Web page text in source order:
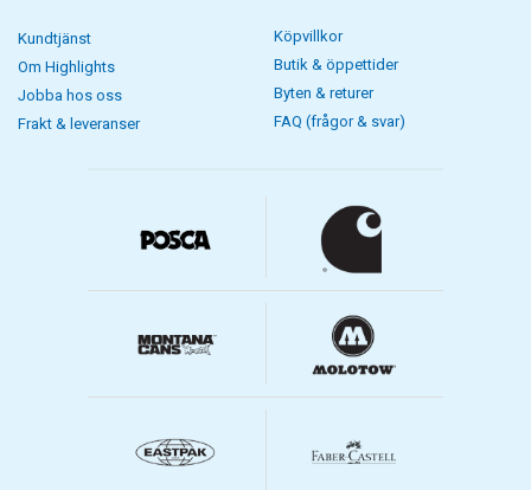
kalligrafi. Du kan också använda en penselpenna eller målarpensel
för att skapa olika linjetjocklekar genom att variera trycket på
borsten.
Oavsett om du använder en kalligrafipenna med flexibel eller platt
stålspets eller en med borstspets för kalligrafi, förblir en sak
Kundtjänst
Om Highlights
Jobba hos oss
Frakt & leveranser
Köpvillkor
Butik & öppettider
Byten & returer
FAQ (frågor & svar)